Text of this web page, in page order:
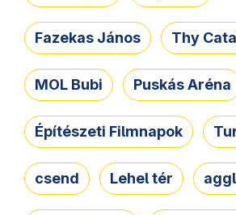
Fazekas János Thy
MOL Bubi Puskás Aréna
Építészeti Filmnapok
csend Lehel tér